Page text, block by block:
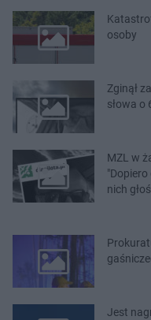
osoby
Zginął
słowa o
MZL w
nich
Jest